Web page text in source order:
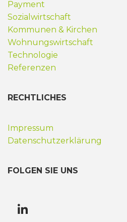
Payment
Sozialwirtschaft
Kommunen & Kirchen
Wohnungswirtschaft
Technologie
Referenzen
RECHTLICHES
Impressum
Datenschutzerklärung
FOLGEN SIE UNS